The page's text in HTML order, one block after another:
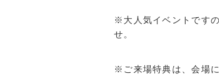
※大人気イベントです
せ。
※ご来場特典は、会場